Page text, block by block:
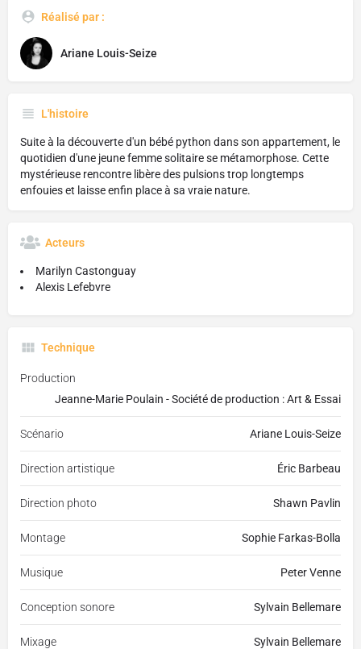
Réalisé par :
Ariane Louis-Seize
L'histoire
Suite à la découverte d'un bébé python dans son appartement, le
quotidien d'une jeune femme solitaire se métamorphose. Cette
mystérieuse rencontre libère des pulsions trop longtemps
enfouies et laisse enfin place à sa vraie nature.
Acteurs
Marilyn Castonguay
Alexis Lefebvre
Technique
Production
Jeanne-Marie Poulain - Société de production : Art & Essai
Scénario Ariane Louis-Seize
Direction artistique Éric Barbeau
Direction photo Shawn Pavlin
Montage Sophie Farkas-Bolla
Musique Peter Venne
Conception sonore Sylvain Bellemare
Mixage Sylvain Bellemare